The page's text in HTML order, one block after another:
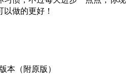
做的更好！
本（附原版）